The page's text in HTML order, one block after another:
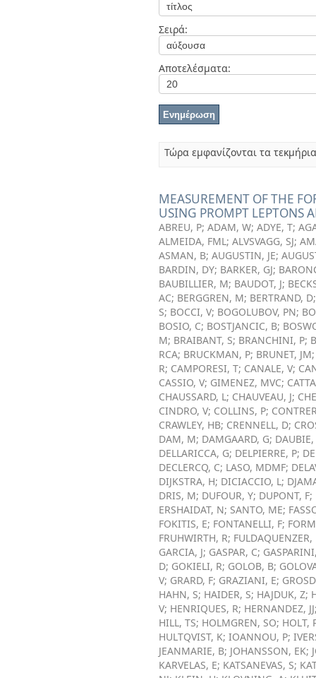
Σειρά:
Αποτελέσματα:
Τώρα εμφανίζονται τα
MEASUREMENT OF THE
USING PROMPT LEPTONS
ABREU, P; ADAM, W; ADYE, T;
ALMEIDA, FML; ALVSVAGG, SJ;
ASMAN, B; AUGUSTIN, JE;
BARDIN, DY; BARKER, GJ;
BAUBILLIER, M; BAUDOT, J;
AC; BERGGREN, M; BERTRAND, D
S; BOCCI, V; BOGOLUBOV, PN;
BOSIO, C; BOSTJANCIC, B;
M; BRAIBANT, S; BRANCHINI, P;
RCA; BRUCKMAN, P; BRUNET, JM
R; CAMPORESI, T; CANALE, V;
CASSIO, V; GIMENEZ, MVC;
CHAUSSARD, L; CHAUVEAU, J;
CINDRO, V; COLLINS, P;
CRAWLEY, HB; CRENNELL, D;
DAM, M; DAMGAARD, G; DAUBIE,
DELLARICCA, G; DELPIERRE, P;
DECLERCQ, C; LASO, MDMF;
DIJKSTRA, H; DICIACCIO, L;
DRIS, M; DUFOUR, Y; DUPONT, F;
ERSHAIDAT, N; SANTO, ME;
FOKITIS, E; FONTANELLI, F;
FRUHWIRTH, R; FULDAQUENZER,
GARCIA, J; GASPAR, C;
D; GOKIELI, R; GOLOB, B;
V; GRARD, F; GRAZIANI, E;
HAHN, S; HAIDER, S; HAJDUK, Z;
V; HENRIQUES, R; HERNANDEZ, JJ
HILL, TS; HOLMGREN, SO; HOLT,
HULTQVIST, K; IOANNOU, P;
JEANMARIE, B; JOHANSSON, EK;
KARVELAS, E; KATSANEVAS, S;